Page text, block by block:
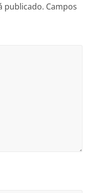
publicado. Campos